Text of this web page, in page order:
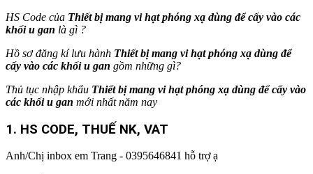
HS Code của Thiết bị mang vi hạt phóng xạ dùng để cấy vào các
khối u gan là gì ?
Hồ sơ đăng kí lưu hành Thiết bị mang vi hạt phóng xạ dùng để
cấy vào các khối u gan gồm những gì?
Thủ tục nhập khẩu Thiết bị mang vi hạt phóng xạ dùng để cấy vào
các khối u gan mới nhất năm nay
1. HS CODE, THUẾ NK, VAT
Anh/Chị inbox em Trang - 0395646841 hỗ trợ ạ